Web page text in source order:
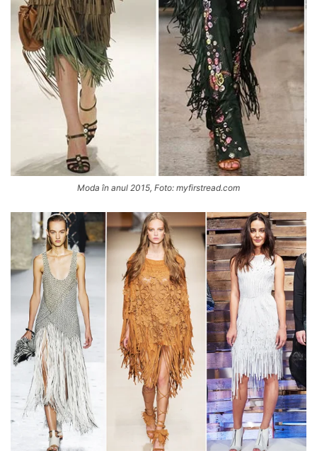
Moda în anul 2015, Foto: myfirstread.com